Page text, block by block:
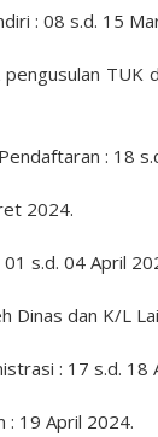
: 08 s.d. 15
: 18
2024.
s.d. 04 April
Dinas dan K/L
: 17 s.d. 18
: 19 April 2024.